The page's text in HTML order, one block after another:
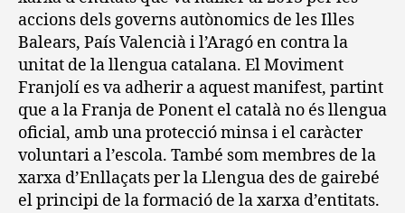
accions dels governs autònomics de les Illes
Balears, País Valencià i l’Aragó en contra la
unitat de la llengua catalana. El Moviment
Franjolí es va adherir a aquest manifest, partint
que a la Franja de Ponent el català no és llengua
oficial, amb una protecció minsa i el caràcter
voluntari a l’escola. També som membres de la
xarxa d’Enllaçats per la Llengua des de gairebé
el principi de la formació de la xarxa d’entitats.